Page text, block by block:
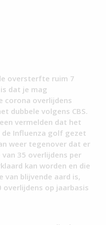
oversterfte ruim 7
dat je mag
corona overlijdens
dubbele volgens CBS.
vermelden dat het
Influenza golf gezet
weer tegenover dat er
35 overlijdens per
kan worden en die
van blijvende aard is,
overlijdens op jaarbasis